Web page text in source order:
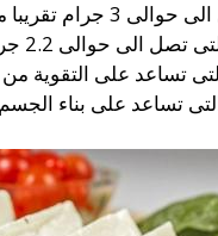
100 جرام منه.
من تناول 100 جرام منه.
تساعد على التقوية
تساعد على بناء